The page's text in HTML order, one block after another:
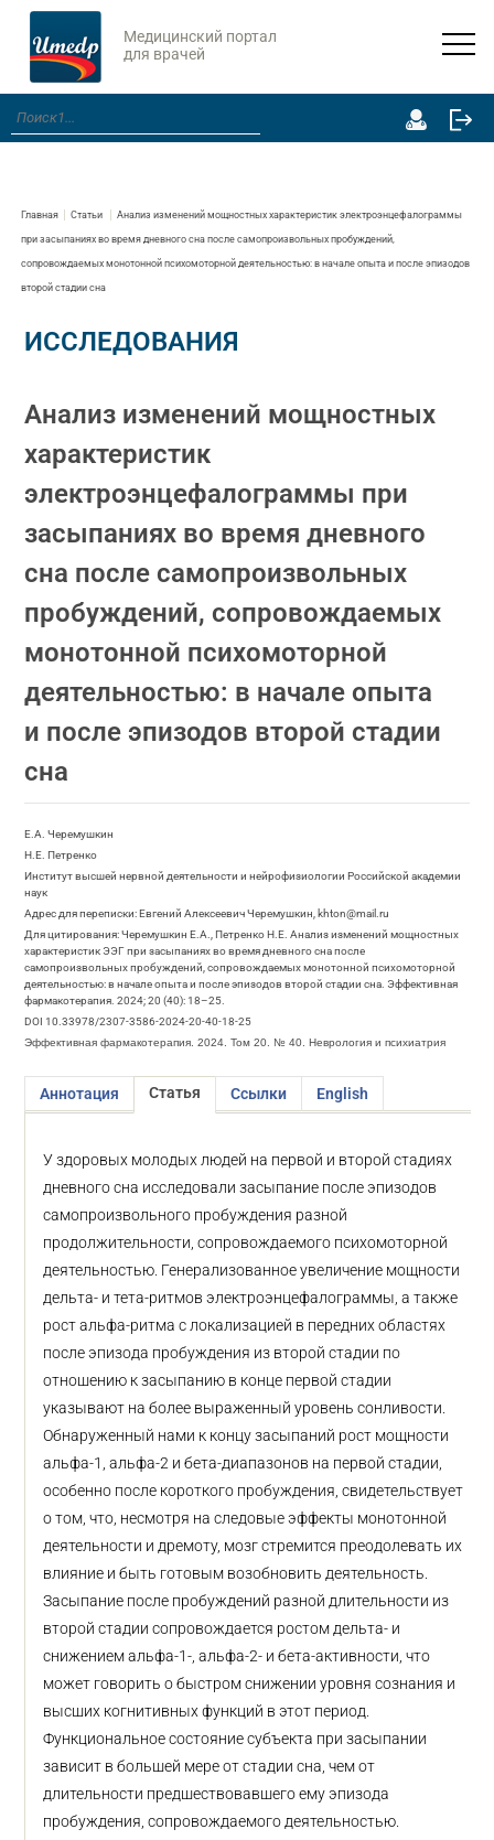
Медицинский портал
для врачей
Главная Статьи Анализ изменений мощностных характеристик электроэнцефалограммы
при засыпаниях во время дневного сна после самопроизвольных пробуждений,
сопровождаемых монотонной психомоторной деятельностью: в начале опыта и после эпизодов
второй стадии сна
ИССЛЕДОВАНИЯ
Анализ изменений мощностных
характеристик
электроэнцефалограммы при
засыпаниях во время дневного
сна после самопроизвольных
пробуждений, сопровождаемых
монотонной психомоторной
деятельностью: в начале опыта
и после эпизодов второй стадии
сна
Е.А. Черемушкин
Н.Е. Петренко
Институт высшей нервной деятельности и нейрофизиологии Российской академии
наук
Адрес для переписки: Евгений Алексеевич Черемушкин, khton@mail.ru
Для цитирования: Черемушкин Е.А., Петренко Н.Е. Анализ изменений мощностных
характеристик ЭЭГ при засыпаниях во время дневного сна после
самопроизвольных пробуждений, сопровождаемых монотонной психомоторной
деятельностью: в начале опыта и после эпизодов второй стадии сна. Эффективная
фармакотерапия. 2024; 20 (40): 18–25.
DOI 10.33978/2307-3586-2024-20-40-18-25
Эффективная фармакотерапия. 2024. Том 20. № 40. Неврология и психиатрия
Аннотация Статья Ссылки English
У здоровых молодых людей на первой и второй стадиях
дневного сна исследовали засыпание после эпизодов
самопроизвольного пробуждения разной
продолжительности, сопровождаемого психомоторной
деятельностью. Генерализованное увеличение мощности
дельта- и тета-ритмов электроэнцефалограммы, а также
рост альфа-ритма с локализацией в передних областях
после эпизода пробуждения из второй стадии по
отношению к засыпанию в конце первой стадии
указывают на более выраженный уровень сонливости.
Обнаруженный нами к концу засыпаний рост мощности
альфа-1, альфа-2 и бета-диапазонов на первой стадии,
особенно после короткого пробуждения, свидетельствует
о том, что, несмотря на следовые эффекты монотонной
деятельности и дремоту, мозг стремится преодолевать их
влияние и быть готовым возобновить деятельность.
Засыпание после пробуждений разной длительности из
второй стадии сопровождается ростом дельта- и
снижением альфа-1-, альфа-2- и бета-активности, что
может говорить о быстром снижении уровня сознания и
высших когнитивных функций в этот период.
Функциональное состояние субъекта при засыпании
зависит в большей мере от стадии сна, чем от
длительности предшествовавшего ему эпизода
пробуждения, сопровождаемого деятельностью.